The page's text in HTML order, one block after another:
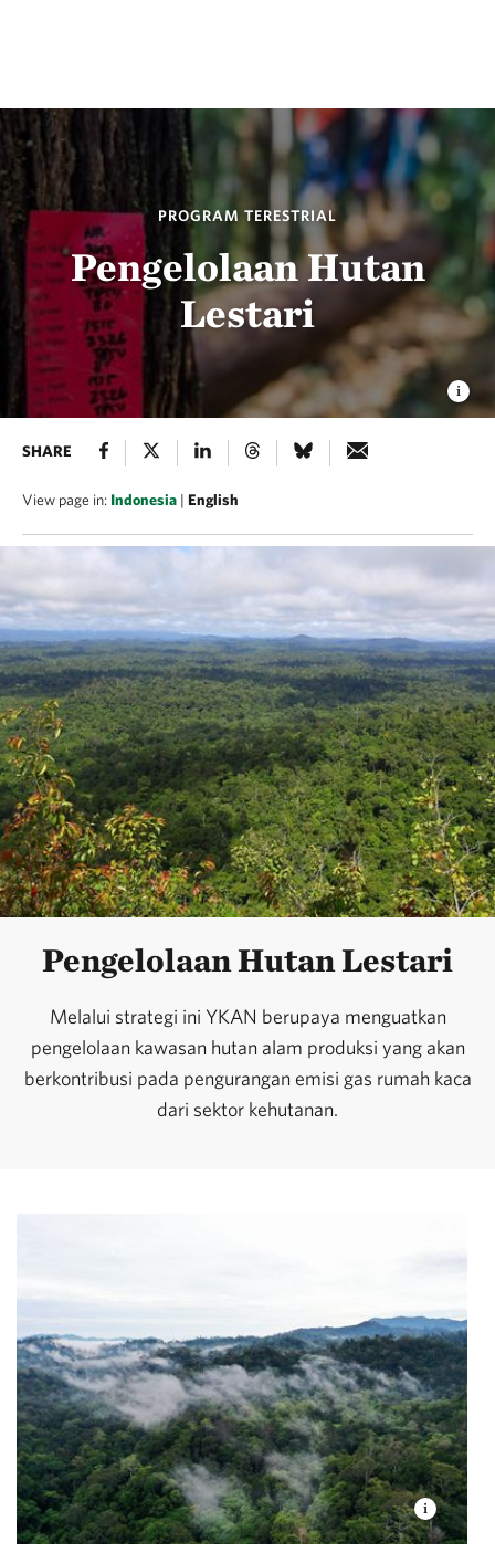
PROGRAM TERESTRIAL
Pengelolaan Hutan
Lestari
SHARE
View page in: Indonesia | English
Pengelolaan Hutan Lestari
Melalui strategi ini YKAN berupaya menguatkan
pengelolaan kawasan hutan alam produksi yang akan
berkontribusi pada pengurangan emisi gas rumah kaca
dari sektor kehutanan.